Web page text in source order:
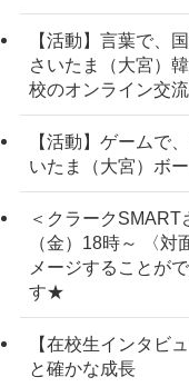
【活動】言葉で、
さいたま（大宮）
校のオンライン交
【活動】ゲームで
いたま（大宮）ボ
＜クラーク
（金）18時～ 〈
メージすることが
す★
【在校生インタビ
と確かな成長